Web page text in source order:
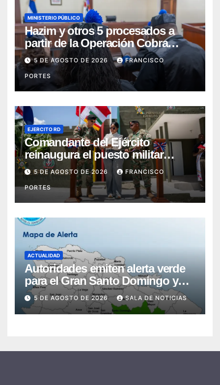
MINISTERIO PÚBLICO
Hazim y otros 5 procesados a
partir de la Operación Cobra
continuarán en prisión
5 DE AGOSTO DE 2026 FRANCISCO
PORTES
EJERCITO RD
Comandante del Ejército
reinaugura el puesto militar
Aniceto Martínez tras su
remodelación en Hondo Valle
5 DE AGOSTO DE 2026 FRANCISCO
PORTES
ACTUALIDAD
Autoridades emiten alerta verde
para el Gran Santo Domingo y
San Pedro de Macorís por
inundaciones
5 DE AGOSTO DE 2026 SALA DE NOTICIAS